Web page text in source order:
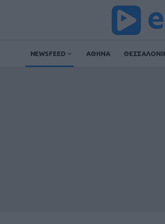
NEWSFEED ΑΘΗΝΑ